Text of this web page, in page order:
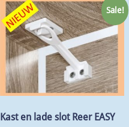
Sale!
Kast en lade slot Reer EASY